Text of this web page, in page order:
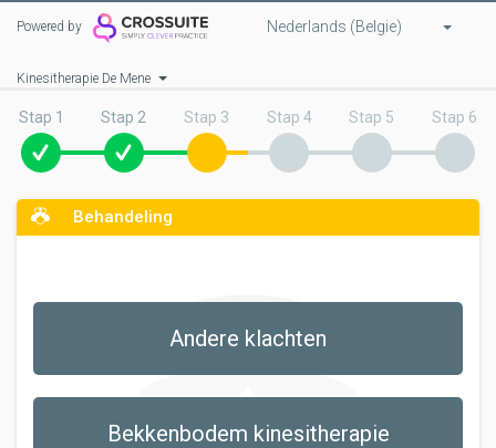
Powered by Nederlands (Belgie)
Kinesitherapie De Mene
Stap 1 Stap 2 Stap 3 Stap 4 Stap 5 Stap 6
Behandeling
Andere klachten
Bekkenbodem kinesitherapie